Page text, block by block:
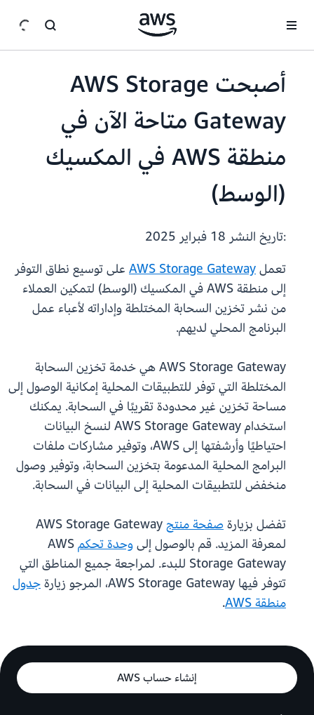
أصبحت AWS Storage
Gateway متاحة الآن في
منطقة AWS في المكسيك
(الوسط)
:تاريخ النشر
تعملAWS Storage Gateway على توسيع نطاق التوفر
إلى منطقة AWS في المكسيك (الوسط) لتمكين العملاء
من نشر تخزين السحابة المختلطة وإداراته لأعباء عمل
البرنامج المحلي لديهم.
AWS Storage Gateway هي خدمة تخزين السحابة
المختلطة التي توفر للتطبيقات المحلية إمكانية الوصول إلى
مساحة تخزين غير محدودة تقريبًا في السحابة. يمكنك
استخدام AWS Storage Gateway لنسخ البيانات
احتياطيًا وأرشفتها إلى AWS، وتوفير مشاركات ملفات
البرامج المحلية المدعومة بتخزين السحابة، وتوفير وصول
منخفض للتطبيقات المحلية إلى البيانات في السحابة.
تفضل بزيارةصفحة منتجAWS Storage Gateway
لمعرفة المزيد. قم بالوصول إلىوحدة تحكمAWS
Storage Gateway للبدء. لمراجعة جميع المناطق التي
تتوفر فيها AWS Storage Gateway، المرجو زيارة
جدول
منطقة AWS
.
إنشاء حساب AWS